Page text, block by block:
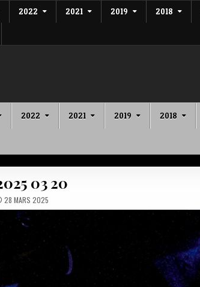
2022 2021 2019 2018
2022 2021 2019 2018
03 20
28 MARS 2025